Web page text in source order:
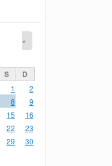
»
S D
1
2
8
9
15
16
22
23
29
30